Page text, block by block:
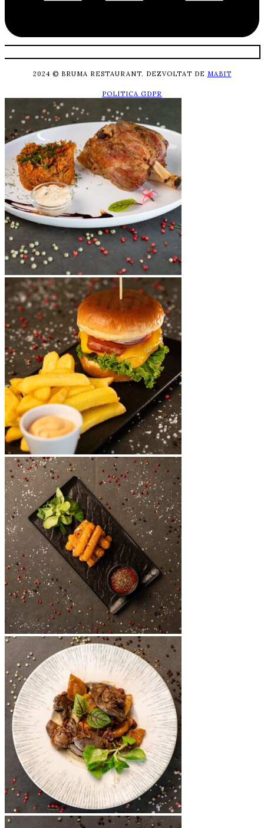
2024 © BRUMA RESTAURANT. DEZVOLTAT DE MABIT
POLITICA GDPR